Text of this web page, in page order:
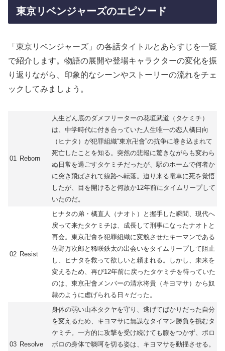
東京リベンジャーズのエピソード
「東京リベンジャーズ」の各話タイトルとあらすじを一覧
で紹介します。物語の展開や登場キャラクターの変化を振
り返りながら、印象的なシーンやストーリーの流れをチェ
ックしてみましょう。
01 Reborn
人生どん底のダメフリーターの花垣武道（タケミチ）
は、中学時代に付き合っていた人生唯一の恋人橘日向
（ヒナタ）が犯罪組織“東京卍會”の抗争に巻き込まれて
死亡したことを知る。突然の悲報に驚きながらも変わら
ぬ日常を過ごすタケミチだったが、駅のホームで何者か
に突き飛ばされて線路へ転落。迫り来る電車に死を覚悟
したが、目を開けると何故か12年前にタイムリープして
いたのだ。
02 Resist
ヒナタの弟・橘直人（ナオト）と握手した瞬間、現代へ
戻って来たタケミチは、成長して刑事になったナオトと
再会。東京卍會を犯罪組織に変貌させたキーマンである
佐野万次郎と稀咲鉄太の出会いをタイムリープして阻止
し、ヒナタを救って欲しいと頼まれる。しかし、未来を
変えるため、再び12年前に戻ったタケミチを待っていた
のは、東京卍會メンバーの清水将貴（キヨマサ）から奴
隷のように虐げられる日々だった。
03 Resolve
身体の弱い山本タクヤを守り、逃げてばかりだった自分
を変えるため、キヨマサに無謀なタイマン勝負を挑むタ
ケミチ。一方的に攻撃を受け続けても膝をつかず、ボロ
ボロの身体で啖呵を切る姿は、キヨマサを動揺させる。